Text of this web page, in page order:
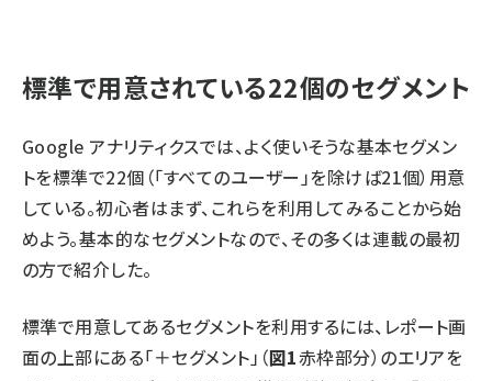
標準で用意されている22個のセグメント
Google アナリティクスでは、よく使いそうな基本セグメン
トを標準で22個（「すべてのユーザー」を除けば21個）用意
している。初心者はまず、これらを利用してみることから始
めよう。基本的なセグメントなので、その多くは連載の最初
の方で紹介した。
標準で用意してあるセグメントを利用するには、レポート画
面の上部にある「＋セグメント」（図1赤枠部分）のエリアを